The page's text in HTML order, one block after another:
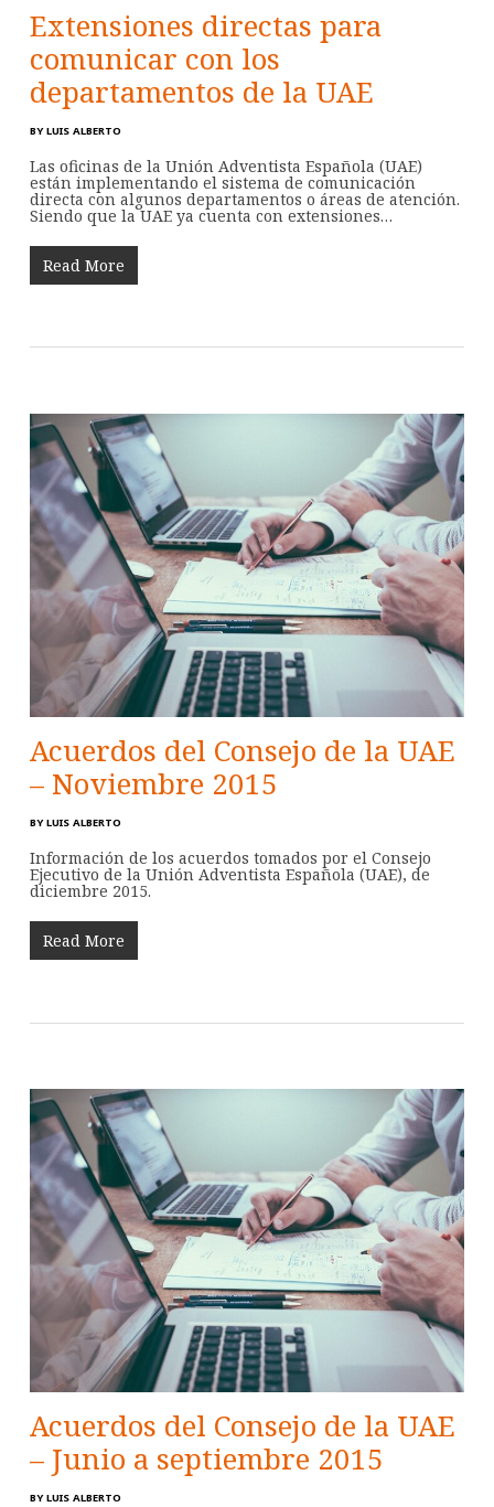
Extensiones directas para
comunicar con los
departamentos de la UAE
BY LUIS ALBERTO
Las oficinas de la Unión Adventista Española (UAE)
están implementando el sistema de comunicación
directa con algunos departamentos o áreas de atención.
Siendo que la UAE ya cuenta con extensiones…
Read More
Acuerdos del Consejo de la UAE
– Noviembre 2015
BY LUIS ALBERTO
Información de los acuerdos tomados por el Consejo
Ejecutivo de la Unión Adventista Española (UAE), de
diciembre 2015.
Read More
Acuerdos del Consejo de la UAE
– Junio a septiembre 2015
BY LUIS ALBERTO